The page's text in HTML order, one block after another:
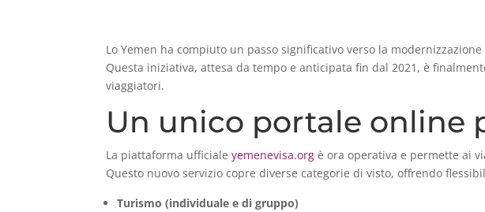
Lo Yemen ha compiuto un passo significativo verso la
Questa iniziativa, attesa da tempo e anticipata fin dal 2021, è
viaggiatori.
Un unico portale online
La piattaforma ufficialeyemenevisa.org è ora operativa e permette ai
Questo nuovo servizio copre diverse categorie di visto, offrendo
Turismo (individuale e di gruppo)